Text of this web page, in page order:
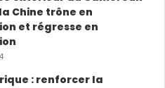
Chine trône en
et régresse en
: renforcer la